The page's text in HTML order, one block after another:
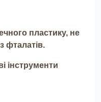
пластику, не
фталатів.
інструменти